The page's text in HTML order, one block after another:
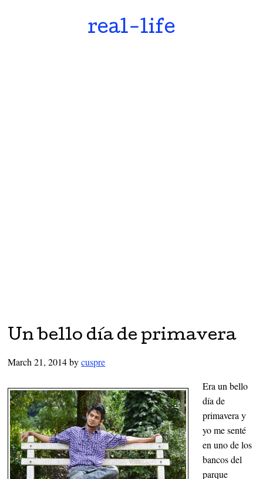
real-life
Un bello día de primavera
March 21, 2014bycuspre
Era un bello
día de
primavera y
yo me senté
en uno de los
bancos del
parque